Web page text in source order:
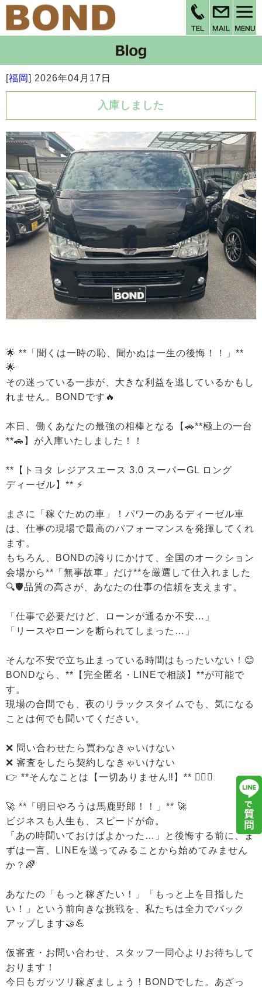
[福岡] 2026年04月17日
入庫しました
🌟 **「聞くは一時の恥、聞かぬは一生の後悔！！」**
🌟
その迷っている一歩が、大きな利益を逃しているかもし
れません。BONDです🔥
本日、働くあなたの最強の相棒となる【🚗**極上の一台
**🚗】が入庫いたしました！！
**【トヨタ レジアスエース 3.0 スーパーGL ロング
ディーゼル】** ⚡️
まさに「稼ぐための車」！パワーのあるディーゼル車
は、仕事の現場で最高のパフォーマンスを発揮してくれ
ます。
もちろん、BONDの誇りにかけて、全国のオークション
会場から**「無事故車」だけ**を厳選して仕入れました
🔍🛡️品質の高さが、あなたの仕事の信頼を支えます。
「仕事で必要だけど、ローンが通るか不安…」
「リースやローンを断られてしまった…」
そんな不安で立ち止まっている時間はもったいない！😊
BONDなら、**【完全匿名・LINEで相談】**が可能で
す。
現場の合間でも、夜のリラックスタイムでも、気になる
ことは何でも聞いてください。
❌ 問い合わせたら買わなきゃいけない
❌ 審査をしたら契約しなきゃいけない
👉 **そんなことは【一切ありません‼️】** 🙅‍♂️✨
🚀 **「明日やろうは馬鹿野郎！！」** 🚀
ビジネスも人生も、スピードが命。
「あの時聞いておけばよかった…」と後悔する前に、ま
ずは一言、LINEを送ってみることから始めてみません
か？🌈
あなたの「もっと稼ぎたい！」「もっと上を目指した
い！」という前向きな挑戦を、私たちは全力でバック
アップします🤝💪
仮審査・お問い合わせ、スタッフ一同心よりお待ちして
おります！
今日もガッツリ稼ぎましょう！BONDでした。あざっ